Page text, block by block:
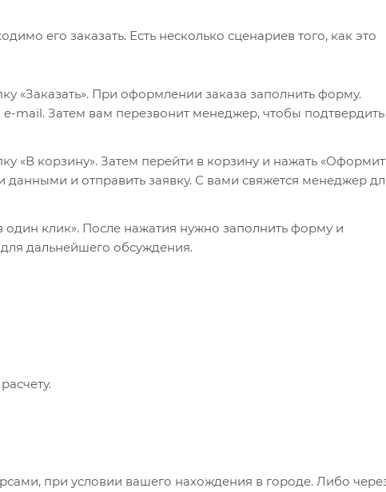
его заказать. Есть несколько сценариев того, как это
«Заказать». При оформлении заказа заполнить форму.
mail. Затем вам перезвонит менеджер, чтобы подтвердить
«В корзину». Затем перейти в корзину и нажать
данными и отправить заявку. С вами свяжется менеджер
один клик». После нажатия нужно заполнить форму и
дальнейшего обсуждения.
при условии вашего нахождения в городе. Либо